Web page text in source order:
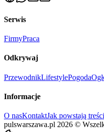
Serwis
FirmyPraca
Odkrywaj
PrzewodnikLifestylePogoda
Informacje
O nasKontaktJak powstają treści
pulswarszawa.pl 2026 ©